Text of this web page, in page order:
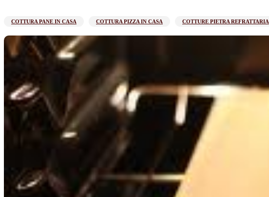
COTTURA PANE IN CASA COTTURA PIZZA IN CASA COTTURE PIETRA REFRATTARIA